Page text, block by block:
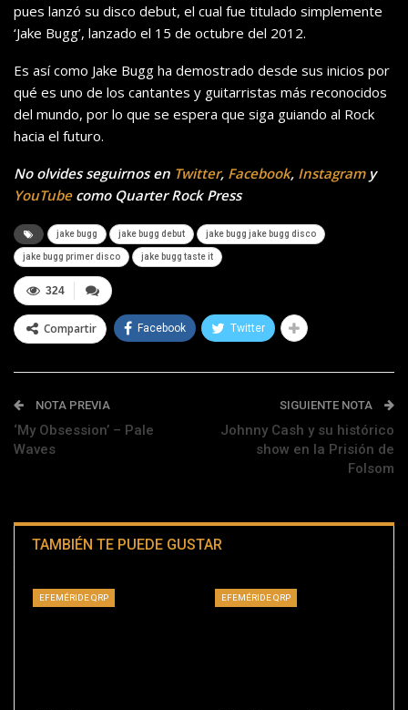
pues lanzó su disco debut, el cual fue titulado simplemente
‘Jake Bugg’, lanzado el 15 de octubre del 2012.
Es así como Jake Bugg ha demostrado desde sus inicios por
qué es uno de los cantantes y guitarristas más reconocidos
del mundo, por lo que se espera que siga guiando al Rock
hacia el futuro.
No olvides seguirnos en Twitter, Facebook, Instagramy
YouTubecomo Quarter Rock Press
jake bugg jake bugg debut jake bugg jake bugg disco
jake bugg primer disco jake bugg taste it
324
Compartir Facebook Twitter
NOTA PREVIA
‘My Obsession’ – Pale
Waves
SIGUIENTE NOTA
Johnny Cash y su histórico
show en la Prisión de
Folsom
TAMBIÉN TE PUEDE GUSTAR
EFEMÉRIDE QRP EFEMÉRIDE QRP